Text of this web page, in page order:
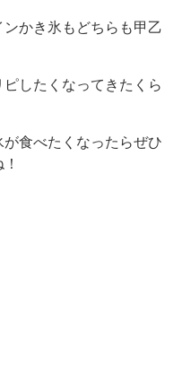
かき氷もどちらも甲乙
したくなってきたくら
が食べたくなったらぜひ